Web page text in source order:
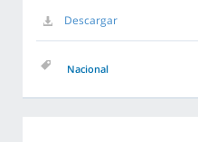
Descargar
Nacional